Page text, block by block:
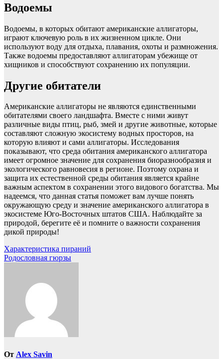
Водоемы
Водоемы, в которых обитают американские аллигаторы,
играют ключевую роль в их жизненном цикле. Они
используют воду для отдыха, плавания, охоты и размножения.
Также водоемы предоставляют аллигаторам убежище от
хищников и способствуют сохранению их популяции.
Другие обитатели
Американские аллигаторы не являются единственными
обитателями своего ландшафта. Вместе с ними живут
различные виды птиц, рыб, змей и другие животные, которые
составляют сложную экосистему водных просторов, на
которую влияют и сами аллигаторы. Исследования
показывают, что среда обитания американского аллигатора
имеет огромное значение для сохранения биоразнообразия и
экологического равновесия в регионе. Поэтому охрана и
защита их естественной среды обитания является крайне
важным аспектом в сохранении этого видового богатства. Мы
надеемся, что данная статья поможет вам лучше понять
окружающую среду и значение американского аллигатора в
экосистеме Юго-Восточных штатов США. Наблюдайте за
природой, берегите её и помните о важности сохранения
дикой природы!
Навигация
по
Характеристика пираний
Родословная гюрзы
От Alex Savin